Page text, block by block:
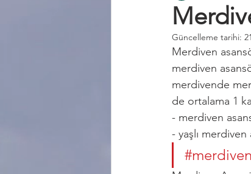
Güncelleme tarihi:
Merdiven
merdiven
merdivende
de ortalama 1
- merdiven
- yaşlı